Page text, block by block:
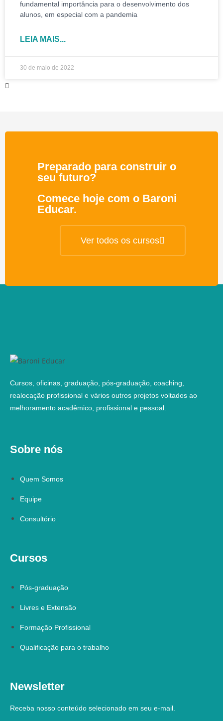
fundamental importância para o desenvolvimento dos
alunos, em especial com a pandemia
LEIA MAIS...
30 de maio de 2022
Preparado para construir o
seu futuro?
Comece hoje com o Baroni
Educar.
Ver todos os cursos
Cursos, oficinas, graduação, pós-graduação, coaching,
realocação profissional e vários outros projetos voltados ao
melhoramento acadêmico, profissional e pessoal.
Sobre nós
Quem Somos
Equipe
Consultório
Cursos
Pós-graduação
Livres e Extensão
Formação Profissional
Qualificação para o trabalho
Newsletter
Receba nosso conteúdo selecionado em seu e-mail.